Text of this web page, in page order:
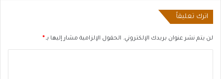
اترك تعليقاً
لن يتم نشر عنوان بريدك الإلكتروني. الحقول الإلزامية مشار إليها بـ*